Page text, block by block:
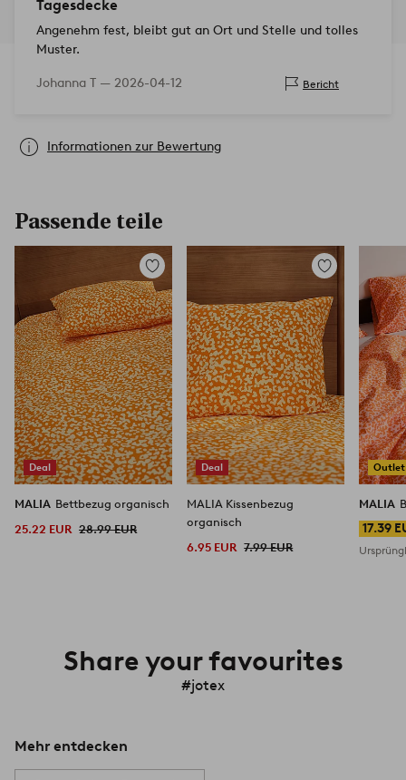
Tagesdecke
Angenehm fest, bleibt gut an Ort und Stelle und tolles
Muster.
Johanna T — 2026-04-12 Bericht
Informationen zur Bewertung
Passende teile
Deal
Zu
Favoriten
hinzufügen
MALIA Bettbezug organisch
25.22 EUR 28.99 EUR
Deal
Zu
Favoriten
hinzufügen
MALIA Kissenbezug
organisch
6.95 EUR 7.99 EUR
Outlet
MALIA
17.39
Share your favourites
#jotex
Mehr entdecken